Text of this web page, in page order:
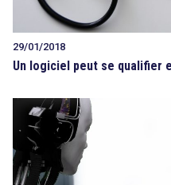
29/01/2018
Un logiciel peut se qualifier